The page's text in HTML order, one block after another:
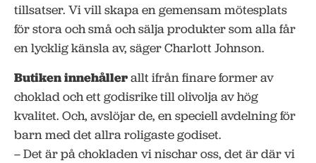
tillsatser. Vi vill skapa en gemensam mötesplats
för stora och små och sälja produkter som alla får
en lycklig känsla av, säger Charlott Johnson.
Butiken innehållerallt ifrån finare former av
choklad och ett godisrike till olivolja av hög
kvalitet. Och, avslöjar de, en speciell avdelning för
barn med det allra roligaste godiset.
– Det är på chokladen vi nischar oss, det är där vi